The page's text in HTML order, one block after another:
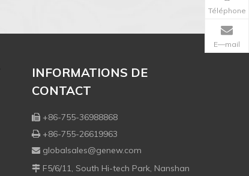
Téléphone
E—mail
INFORMATIONS DE
CONTACT
 +86-755-36988868
 +86-755-26619963
 globalsales@genew.com
 F5/6/11, South Hi-tech Park, Nanshan